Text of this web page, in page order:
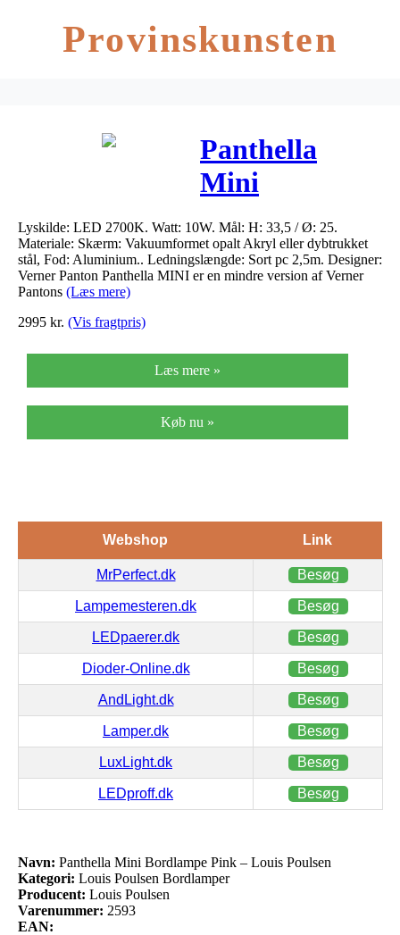
Provinskunsten
Panthella
Mini
Bordlampe
Pink – Louis
Poulsen
Lyskilde: LED 2700K. Watt: 10W. Mål: H: 33,5 / Ø: 25.
Materiale: Skærm: Vakuumformet opalt Akryl eller dybtrukket
stål, Fod: Aluminium.. Ledningslængde: Sort pc 2,5m. Designer:
Verner Panton Panthella MINI er en mindre version af Verner
Pantons (Læs mere)
2995 kr. (Vis fragtpris)
Læs mere »
Køb nu »
Webshop Link
MrPerfect.dk Besøg
Lampemesteren.dk Besøg
LEDpaerer.dk Besøg
Dioder-Online.dk Besøg
AndLight.dk Besøg
Lamper.dk Besøg
LuxLight.dk Besøg
LEDproff.dk Besøg
Navn: Panthella Mini Bordlampe Pink – Louis Poulsen
Kategori: Louis Poulsen Bordlamper
Producent: Louis Poulsen
Varenummer: 2593
EAN: